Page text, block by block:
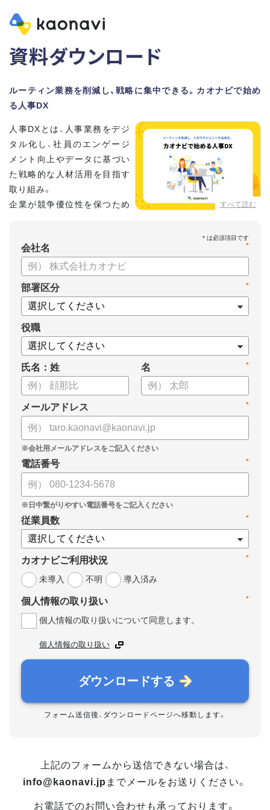
資料ダウンロード
ルーティン業務を削減し、戦略に集中できる。カオナビで始め
る人事DX
すべて読む
人事DXとは、人事業務をデジ
タル化し、社員のエンゲージ
メント向上やデータに基づい
た戦略的な人材活用を目指す
取り組み。
企業が競争優位性を保つため
しかし、「何から手を付けてよいかわからない」「なかなかデジ
タル化が進まない」「既存システムを変えることに抵抗がある」
といった理由から、推進に踏み切れていない企業も少なくあり
ません。
本資料では、人事DXの目的や成功させるためのポイントを解
説します。
*
会社名
*
部署区分
役職
氏名：姓 *
名
*
メールアドレス
*
電話番号
*
従業員数
*
カオナビご利用状況
未導入
不明 導入済み
*
個人情報の取り扱い
個人情報の取り扱いについて同意します。
個人情報の取り扱い
ダウンロードする
フォーム送信後、ダウンロードページへ移動します。
上記のフォームから送信できない場合は、
info@kaonavi.jp までメールをお送りください。
お電話でのお問い合わせも承っております。